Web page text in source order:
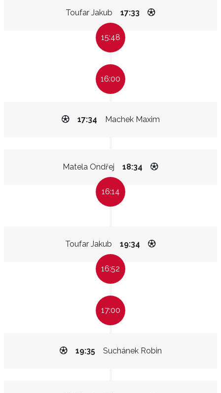
Toufar Jakub 17:33
15:48
16:00
Machek Maxim
17:34
Matela Ondřej 18:34
16:14
Toufar Jakub 19:34
16:52
17:00
Suchánek Robin
19:35